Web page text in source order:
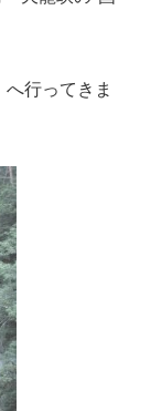
行ってきま